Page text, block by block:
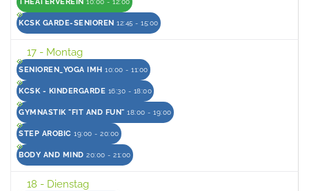
10:00 - 12:00
KCSK GARDE-SENIOREN 12:45 - 15:00
17 - Montag
SENIOREN_YOGA IMH 10:00 - 11:00
KCSK - KINDERGARDE 16:30 - 18:00
GYMNASTIK "FIT AND FUN" 18:00 - 19:00
STEP AROBIC 19:00 - 20:00
BODY AND MIND 20:00 - 21:00
18 - Dienstag